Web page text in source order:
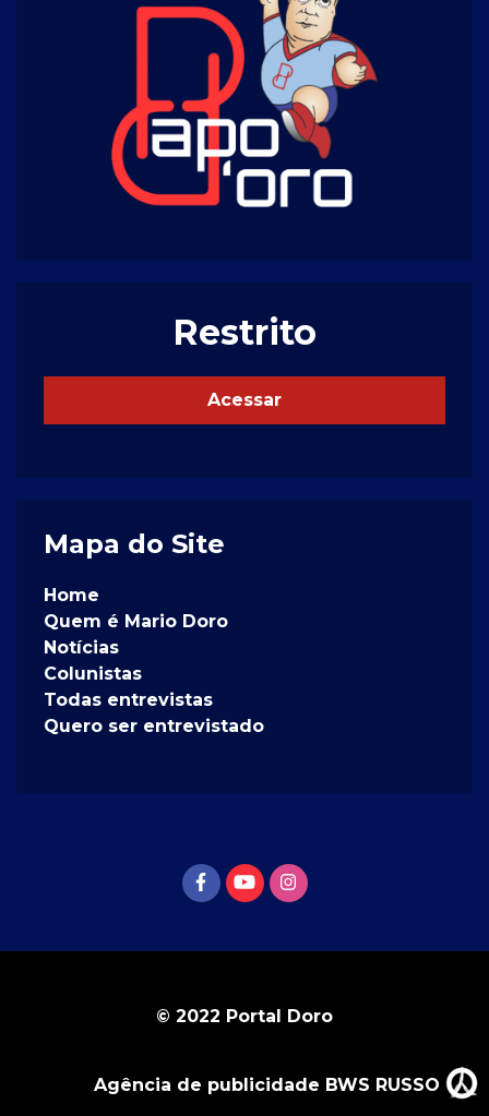
Restrito
Acessar
Mapa do Site
Home
Quem é Mario Doro
Notícias
Colunistas
Todas entrevistas
Quero ser entrevistado
© 2022 Portal Doro
Agência de publicidade BWS RUSSO